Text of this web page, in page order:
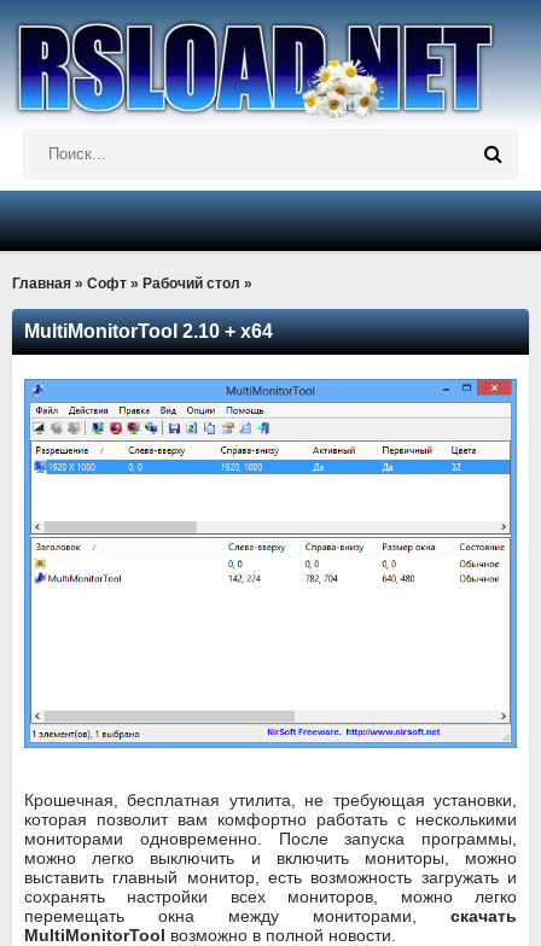
Главная » Софт » Рабочий стол »
MultiMonitorTool 2.10 + x64
Крошечная, бесплатная утилита, не требующая установки,
которая позволит вам комфортно работать с несколькими
мониторами одновременно. После запуска программы,
можно легко выключить и включить мониторы, можно
выставить главный монитор, есть возможность загружать и
сохранять настройки всех мониторов, можно легко
перемещать окна между мониторами, скачать
MultiMonitorTool возможно в полной новости.